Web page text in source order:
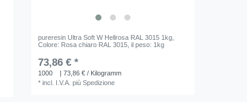
pureresin Ultra Soft W Hellrosa RAL 3015 1kg,
Colore: Rosa chiaro RAL 3015, il peso: 1kg
73,86 € *
1000
| 73,86 € / Kilogramm
*incl. I.V.A. piùSpedizione